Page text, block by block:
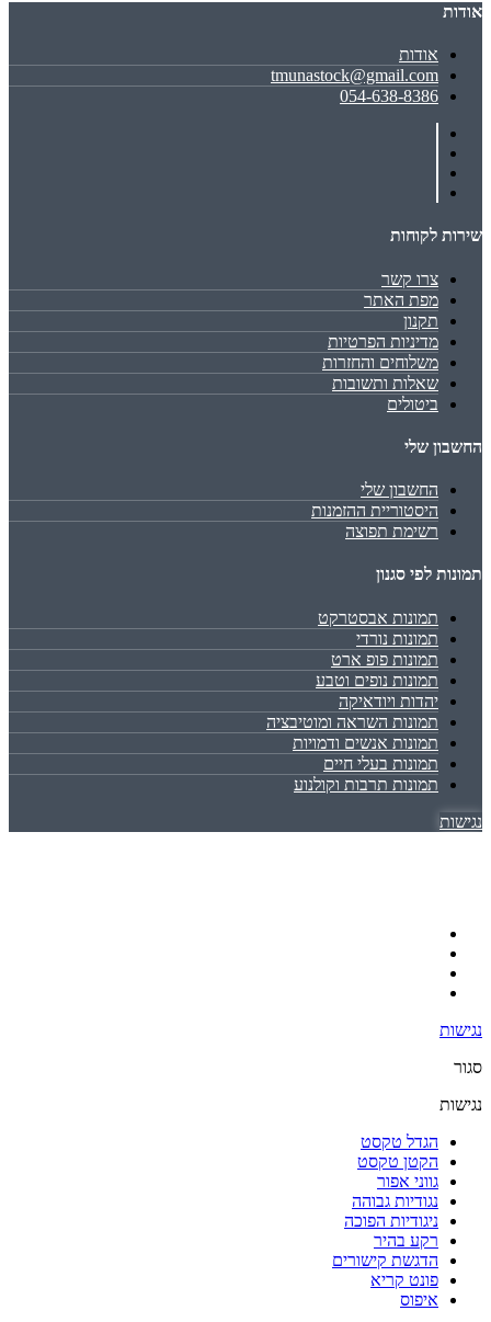
אודות
אודות
tmunastock@gmail.com
054-638-8386
שירות לקוחות
צרו קשר
מפת האתר
תקנון
מדיניות הפרטיות
משלוחים והחזרות
שאלות ותשובות
ביטולים
החשבון שלי
החשבון שלי
היסטוריית ההזמנות
רשימת תפוצה
תמונות לפי סגנון
תמונות אבסטרקט
תמונות נורדי
תמונות פופ ארט
תמונות נופים וטבע
יהדות ויודאיקה
תמונות השראה ומוטיבציה
תמונות אנשים ודמויות
תמונות בעלי חיים
תמונות תרבות וקולנוע
נגישות
נגישות
סגור
נגישות
הגדל טקסט
הקטן טקסט
גווני אפור
נגודיות גבוהה
ניגודיות הפוכה
רקע בהיר
הדגשת קישורים
פונט קריא
איפוס